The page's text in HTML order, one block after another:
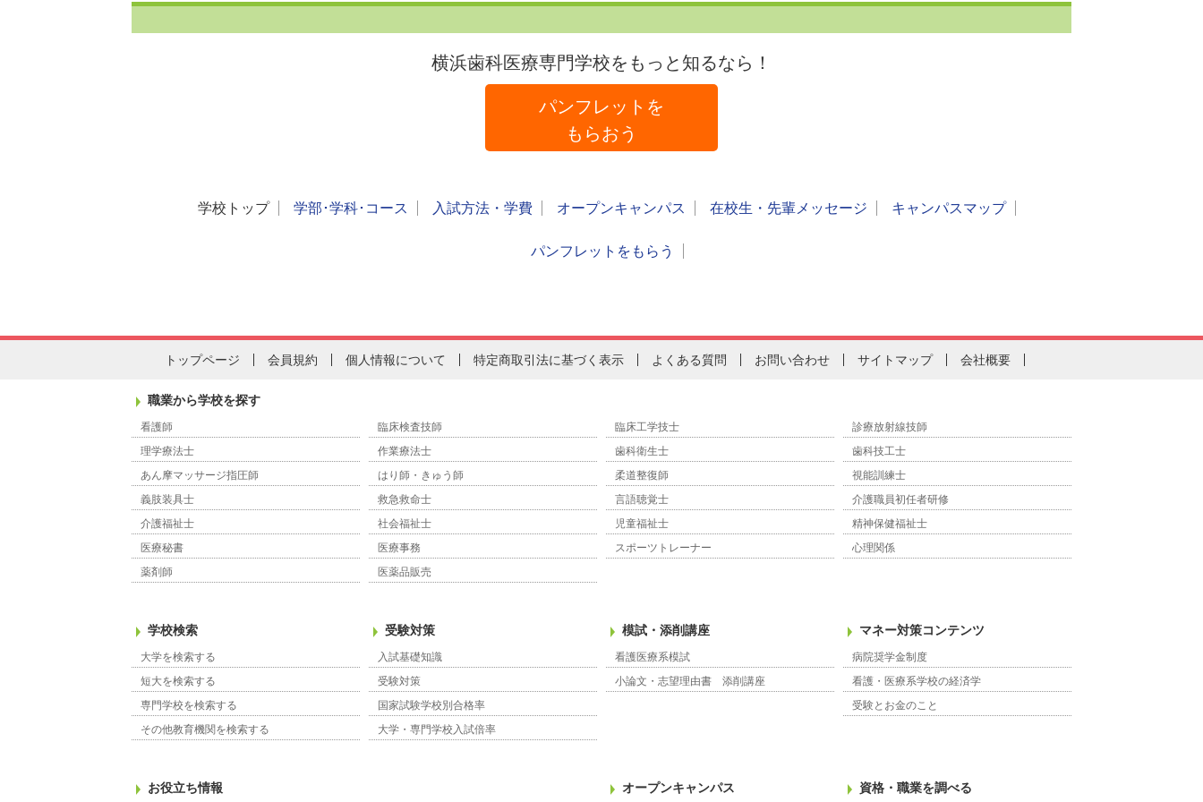
横浜歯科医療専門学校をもっと知るなら！
パンフレットを
もらおう
学校トップ 学部･学科･コース 入試方法・学費 オープンキャンパス 在校生・先輩メッセージ キャンパスマップ
パンフレットをもらう
トップページ 会員規約 個人情報について 特定商取引法に基づく表示 よくある質問 お問い合わせ サイトマップ 会社概要
職業から学校を探す
看護師 臨床検査技師 臨床工学技士
診療放射線技師
理学療法士
作業療法士 歯科衛生士
歯科技工士
あん摩マッサージ指圧師
はり師・きゅう師 柔道整復師
視能訓練士
義肢装具士
救急救命士 言語聴覚士
介護職員初任者研修
介護福祉士
社会福祉士 児童福祉士
精神保健福祉士
医療秘書
医療事務 スポーツトレーナー
心理関係
薬剤師
医薬品販売
学校検索
大学を検索する
短大を検索する
専門学校を検索する
その他教育機関を検索する
受験対策
入試基礎知識
受験対策
国家試験学校別合格率
大学・専門学校入試倍率
模試・添削講座
看護医療系模試
小論文・志望理由書 添削講座
マネー対策コンテンツ
病院奨学金制度
看護・医療系学校の経済学
受験とお金のこと
お役立ち情報 オープンキャンパス 資格・職業を調べる